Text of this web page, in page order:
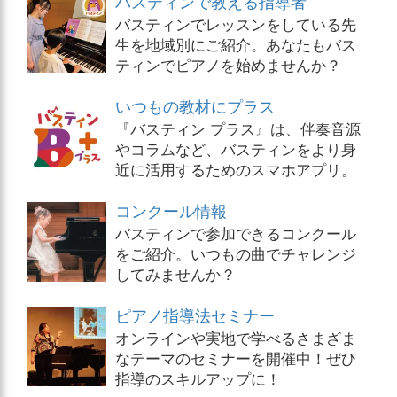
バスティンでレッスンをしている先
生を地域別にご紹介。あなたもバス
ティンでピアノを始めませんか？
いつもの教材にプラス
『バスティン プラス』は、伴奏音源
やコラムなど、バスティンをより身
近に活用するためのスマホアプリ。
コンクール情報
バスティンで参加できるコンクール
をご紹介。いつもの曲でチャレンジ
してみませんか？
ピアノ指導法セミナー
オンラインや実地で学べるさまざま
なテーマのセミナーを開催中！ぜひ
指導のスキルアップに！